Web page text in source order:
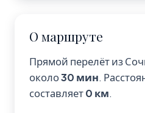
О маршруте
Прямой перелёт из
около30 мин.
составляет0 км.